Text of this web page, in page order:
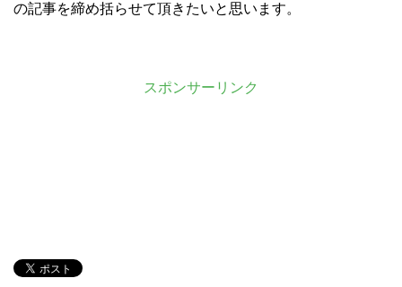
の記事を締め括らせて頂きたいと思います。
スポンサーリンク